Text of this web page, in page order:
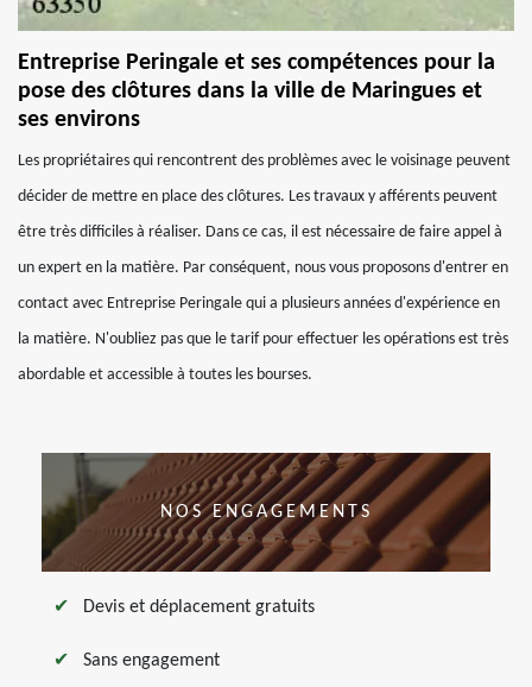
Entreprise Peringale et ses compétences pour la
pose des clôtures dans la ville de Maringues et
ses environs
Les propriétaires qui rencontrent des problèmes avec le voisinage peuvent
décider de mettre en place des clôtures. Les travaux y afférents peuvent
être très difficiles à réaliser. Dans ce cas, il est nécessaire de faire appel à
un expert en la matière. Par conséquent, nous vous proposons d'entrer en
contact avec Entreprise Peringale qui a plusieurs années d'expérience en
la matière. N'oubliez pas que le tarif pour effectuer les opérations est très
abordable et accessible à toutes les bourses.
NOS ENGAGEMENTS
Devis et déplacement gratuits
Sans engagement